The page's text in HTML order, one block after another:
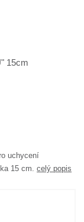
uchycení
15 cm.celý popis